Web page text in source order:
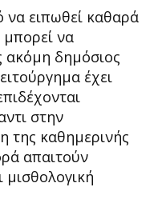
να ειπωθεί καθαρά
μπορεί να
ακόμη δημόσιος
έχει
στην
της καθημερινής
απαιτούν
μισθολογική